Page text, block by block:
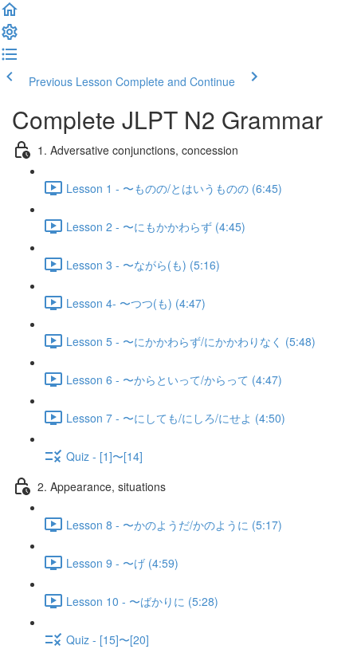
Previous Lesson Complete and Continue
Complete JLPT N2 Grammar
1. Adversative conjunctions, concession
Lesson 1 - 〜ものの/とはいうものの (6:45)
Lesson 2 - 〜にもかかわらず (4:45)
Lesson 3 - 〜ながら(も) (5:16)
Lesson 4- 〜つつ(も) (4:47)
Lesson 5 - 〜にかかわらず/にかかわりなく (5:48)
Lesson 6 - 〜からといって/からって (4:47)
Lesson 7 - 〜にしても/にしろ/にせよ (4:50)
Quiz - [1]〜[14]
2. Appearance, situations
Lesson 8 - 〜かのようだ/かのように (5:17)
Lesson 9 - 〜げ (4:59)
Lesson 10 - 〜ばかりに (5:28)
Quiz - [15]〜[20]